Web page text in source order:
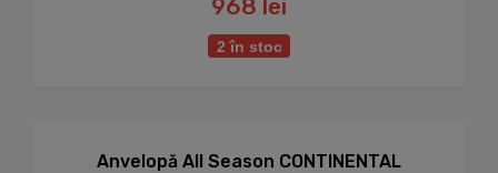
968 lei
2 în stoc
Anvelopă All Season CONTINENTAL